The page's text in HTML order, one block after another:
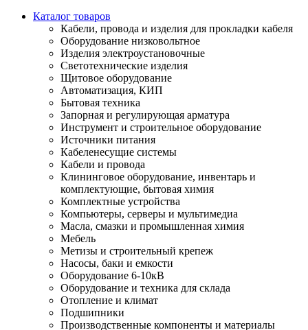
Каталог товаров
Кабели, провода и изделия для прокладки кабеля
Оборудование низковольтное
Изделия электроустановочные
Светотехнические изделия
Щитовое оборудование
Автоматизация, КИП
Бытовая техника
Запорная и регулирующая арматура
Инструмент и строительное оборудование
Источники питания
Кабеленесущие системы
Кабели и провода
Клининговое оборудование, инвентарь и
комплектующие, бытовая химия
Комплектные устройства
Компьютеры, серверы и мультимедиа
Масла, смазки и промышленная химия
Мебель
Метизы и строительный крепеж
Насосы, баки и емкости
Оборудование 6-10кВ
Оборудование и техника для склада
Отопление и климат
Подшипники
Производственные компоненты и материалы